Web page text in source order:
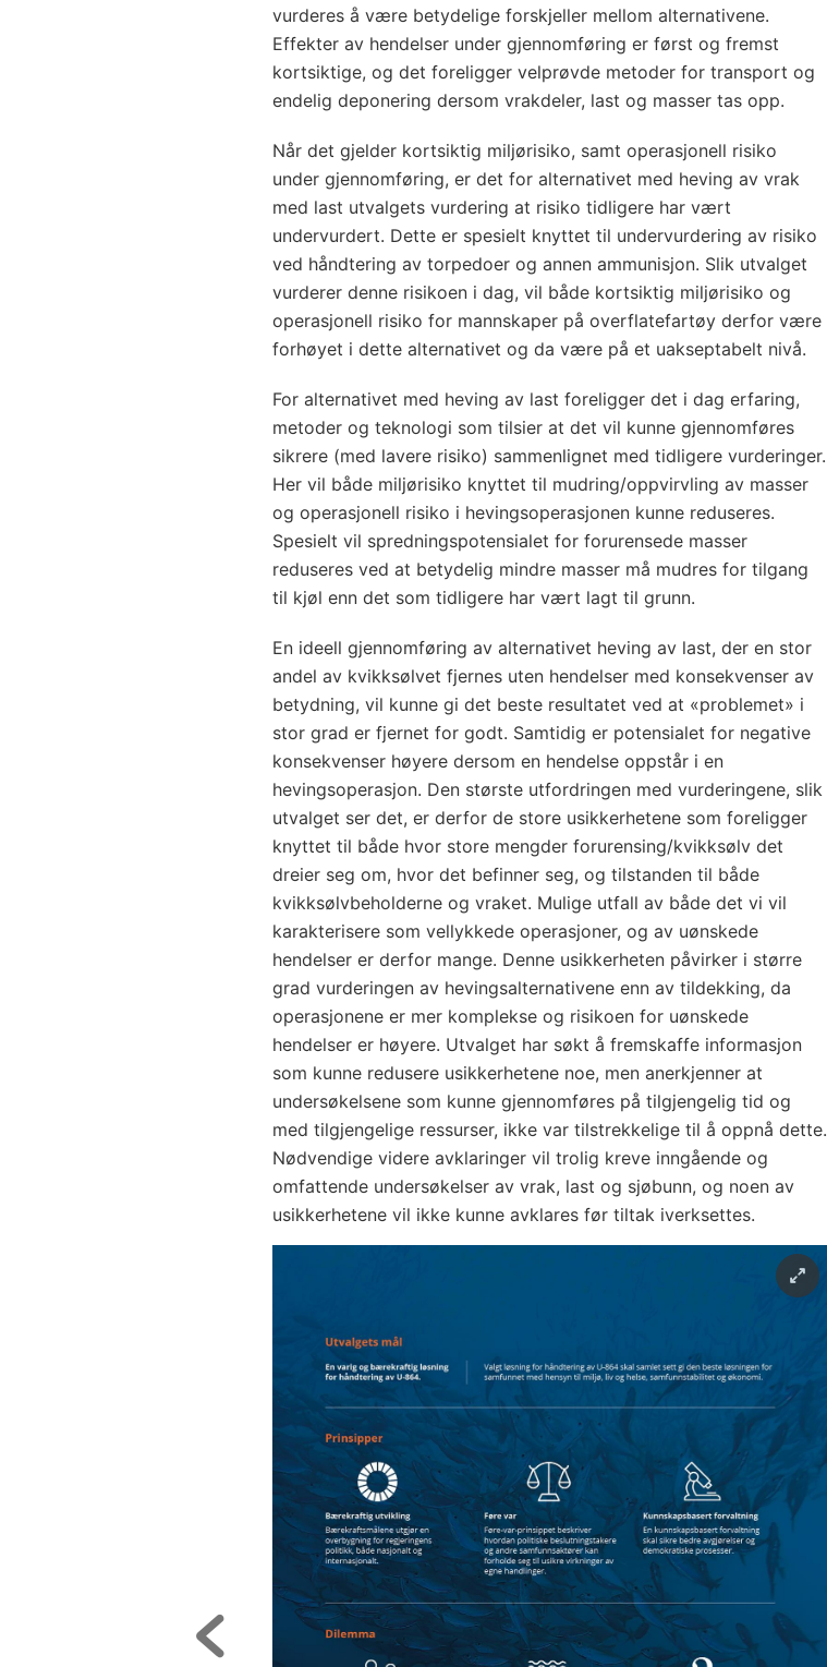
vurderes å være betydelige forskjeller mellom alternativene.
Effekter av hendelser under gjennomføring er først og fremst
kortsiktige, og det foreligger velprøvde metoder for transport og
endelig deponering dersom vrakdeler, last og masser tas opp.
Når det gjelder kortsiktig miljørisiko, samt operasjonell risiko
under gjennomføring, er det for alternativet med heving av vrak
med last utvalgets vurdering at risiko tidligere har vært
undervurdert. Dette er spesielt knyttet til undervurdering av risiko
ved håndtering av torpedoer og annen ammunisjon. Slik utvalget
vurderer denne risikoen i dag, vil både kortsiktig miljørisiko og
operasjonell risiko for mannskaper på overflatefartøy derfor være
forhøyet i dette alternativet og da være på et uakseptabelt nivå.
For alternativet med heving av last foreligger det i dag erfaring,
metoder og teknologi som tilsier at det vil kunne gjennomføres
sikrere (med lavere risiko) sammenlignet med tidligere vurderinger.
Her vil både miljørisiko knyttet til mudring/oppvirvling av masser
og operasjonell risiko i hevingsoperasjonen kunne reduseres.
Spesielt vil spredningspotensialet for forurensede masser
reduseres ved at betydelig mindre masser må mudres for tilgang
til kjøl enn det som tidligere har vært lagt til grunn.
En ideell gjennomføring av alternativet heving av last, der en stor
andel av kvikksølvet fjernes uten hendelser med konsekvenser av
betydning, vil kunne gi det beste resultatet ved at «problemet» i
stor grad er fjernet for godt. Samtidig er potensialet for negative
konsekvenser høyere dersom en hendelse oppstår i en
hevingsoperasjon. Den største utfordringen med vurderingene, slik
utvalget ser det, er derfor de store usikkerhetene som foreligger
knyttet til både hvor store mengder forurensing/kvikksølv det
dreier seg om, hvor det befinner seg, og tilstanden til både
kvikksølvbeholderne og vraket. Mulige utfall av både det vi vil
karakterisere som vellykkede operasjoner, og av uønskede
hendelser er derfor mange. Denne usikkerheten påvirker i større
grad vurderingen av hevingsalternativene enn av tildekking, da
operasjonene er mer komplekse og risikoen for uønskede
hendelser er høyere. Utvalget har søkt å fremskaffe informasjon
som kunne redusere usikkerhetene noe, men anerkjenner at
undersøkelsene som kunne gjennomføres på tilgjengelig tid og
med tilgjengelige ressurser, ikke var tilstrekkelige til å oppnå dette.
Nødvendige videre avklaringer vil trolig kreve inngående og
omfattende undersøkelser av vrak, last og sjøbunn, og noen av
usikkerhetene vil ikke kunne avklares før tiltak iverksettes.